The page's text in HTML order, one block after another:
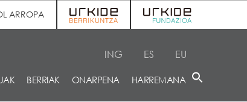
ARROPA
ING ES EU
BERRIAK ONARPENA HARREMANA